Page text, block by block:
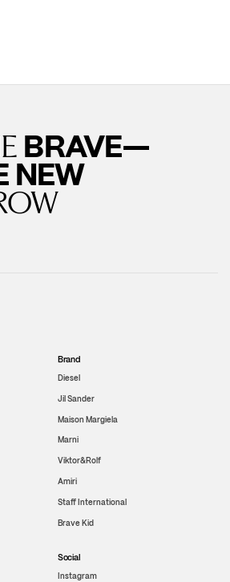
BRAVE—
NEW
Brand
Diesel
Jil Sander
Maison Margiela
Marni
Viktor&Rolf
Amiri
Staff International
Brave Kid
Social
Instagram